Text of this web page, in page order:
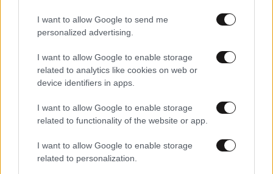
I want to allow Google to send me
personalized advertising.
I want to allow Google to enable storage
related to analytics like cookies on web or
device identifiers in apps.
I want to allow Google to enable storage
related to functionality of the website or app.
I want to allow Google to enable storage
related to personalization.
17·06·2012 18:02
Exit poll σε δύο δόσεις